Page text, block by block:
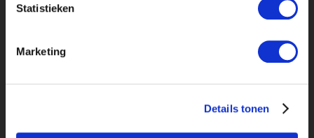
Statistieken
Marketing
Details tonen
NOG MEER
VERHALEN
👀